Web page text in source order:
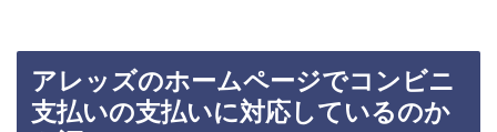
アレッズのホームページでコンビニ
支払いの支払いに対応しているのか